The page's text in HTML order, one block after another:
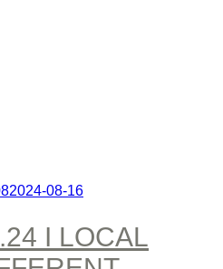
2024-08-16
I LOCAL